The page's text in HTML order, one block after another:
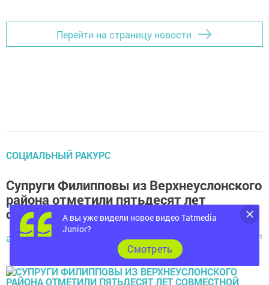
Перейти на страницу новости
СОЦИАЛЬНЫЙ РАКУРС
Супруги Филипповы из Верхнеуслонского
района отметили пятьдесят лет
совместной жизни
автор, 27 февраля 2015 - 06:34 1
А вы уже видели новое видео Tatmedia
Junior?
Cмотреть